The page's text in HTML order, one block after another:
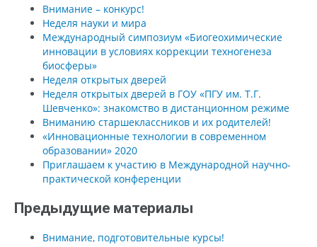
Внимание – конкурс!
Неделя науки и мира
Международный симпозиум «Биогеохимические
инновации в условиях коррекции техногенеза
биосферы»
Неделя открытых дверей
Неделя открытых дверей в ГОУ «ПГУ им. Т.Г.
Шевченко»: знакомство в дистанционном режиме
Вниманию старшеклассников и их родителей!
«Инновационные технологии в современном
образовании» 2020
Приглашаем к участию в Международной научно-
практической конференции
Предыдущие материалы
Внимание, подготовительные курсы!